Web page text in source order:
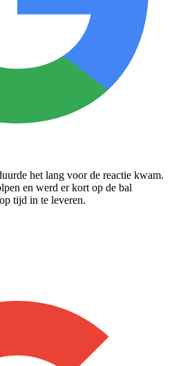
het lang voor de reactie kwam.
en werd er kort op de bal
tijd in te leveren.